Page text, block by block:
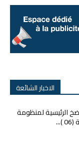
الاخبار الشائعة
الرئيسية لمنظومة